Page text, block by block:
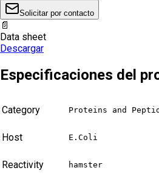
Solicitar por contacto
📄
Data sheet
Descargar
Especificaciones del
Category Proteins and
Host E.Coli
Reactivity hamster